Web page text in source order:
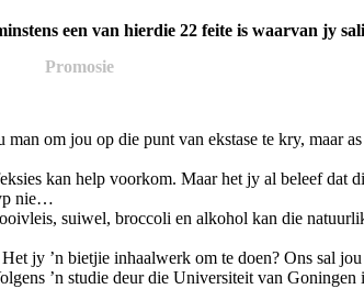
een van hierdie 22 feite is waarvan jy
Promosie
om jou op die punt van ekstase te kry,
kan help voorkom. Maar het jy al beleef dat
nie…
suiwel, broccoli en alkohol kan die
jy ’n bietjie inhaalwerk om te doen? Ons sal
’n studie deur die Universiteit van